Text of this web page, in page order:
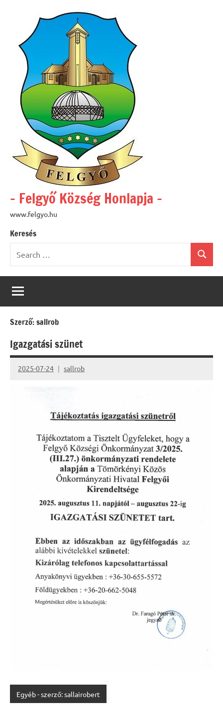
– Felgyő Község Honlapja –
www.felgyo.hu
Keresés
for:
Search
Szerző:sallrob
Igazgatási szünet
2025-07-24 sallrob
Egyéb - szerző: sallairobert